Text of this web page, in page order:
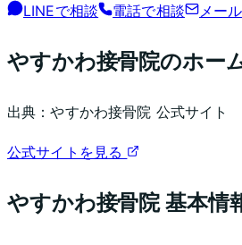
LINEで相談 電話で相談 メー
やすかわ接骨院のホー
出典：やすかわ接骨院 公式サイト
公式サイトを見る
やすかわ接骨院基本情